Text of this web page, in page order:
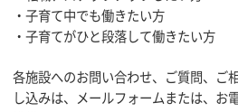
・子育て中でも働きたい方
・子育てがひと段落して働きたい方
各施設へのお問い合わせ、ご質問、ご
し込みは、メールフォームまたは、お